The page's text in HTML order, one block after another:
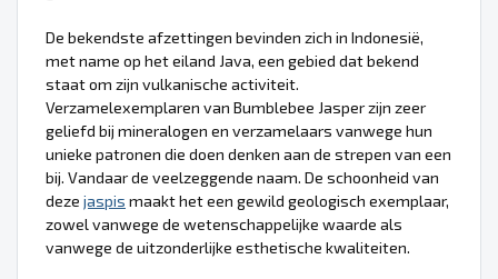
De bekendste afzettingen bevinden zich in Indonesië,
met name op het eiland Java, een gebied dat bekend
staat om zijn vulkanische activiteit.
Verzamelexemplaren van Bumblebee Jasper zijn zeer
geliefd bij mineralogen en verzamelaars vanwege hun
unieke patronen die doen denken aan de strepen van een
bij. Vandaar de veelzeggende naam. De schoonheid van
deze jaspis maakt het een gewild geologisch exemplaar,
zowel vanwege de wetenschappelijke waarde als
vanwege de uitzonderlijke esthetische kwaliteiten.